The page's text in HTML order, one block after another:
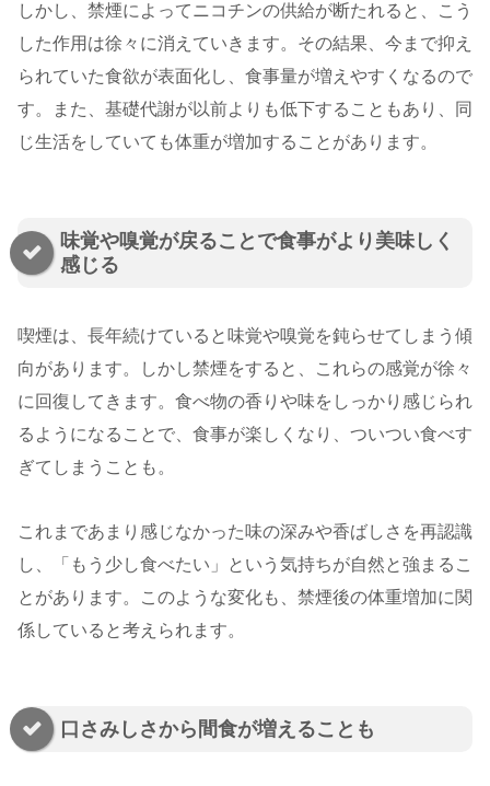
しかし、禁煙によってニコチンの供給が断たれると、こう
した作用は徐々に消えていきます。その結果、今まで抑え
られていた食欲が表面化し、食事量が増えやすくなるので
す。また、基礎代謝が以前よりも低下することもあり、同
じ生活をしていても体重が増加することがあります。
味覚や嗅覚が戻ることで食事がより美味しく
感じる
喫煙は、長年続けていると味覚や嗅覚を鈍らせてしまう傾
向があります。しかし禁煙をすると、これらの感覚が徐々
に回復してきます。食べ物の香りや味をしっかり感じられ
るようになることで、食事が楽しくなり、ついつい食べす
ぎてしまうことも。
これまであまり感じなかった味の深みや香ばしさを再認識
し、「もう少し食べたい」という気持ちが自然と強まるこ
とがあります。このような変化も、禁煙後の体重増加に関
係していると考えられます。
口さみしさから間食が増えることも